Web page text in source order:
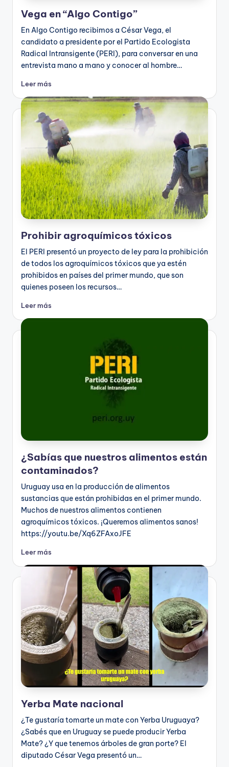
Vega en “Algo Contigo”
En Algo Contigo recibimos a César Vega, el
candidato a presidente por el Partido Ecologista
Radical Intransigente (PERI), para conversar en una
entrevista mano a mano y conocer al hombre…
Leer más
Prohibir agroquímicos tóxicos
El PERI presentó un proyecto de ley para la prohibición
de todos los agroquímicos tóxicos que ya estén
prohibidos en países del primer mundo, que son
quienes poseen los recursos…
Leer más
¿Sabías que nuestros alimentos están
contaminados?
Uruguay usa en la producción de alimentos
sustancias que están prohibidas en el primer mundo.
Muchos de nuestros alimentos contienen
agroquímicos tóxicos. ¡Queremos alimentos sanos!
https://youtu.be/Xq6ZFAxoJFE
Leer más
Yerba Mate nacional
¿Te gustaría tomarte un mate con Yerba Uruguaya?
¿Sabés que en Uruguay se puede producir Yerba
Mate? ¿Y que tenemos árboles de gran porte? El
diputado César Vega presentó un…